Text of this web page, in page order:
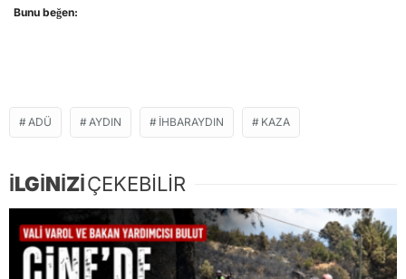
Bunu beğen:
ADÜ AYDIN IHBARAYDIN KAZA
İLGİNİZİÇEKEBİLİR